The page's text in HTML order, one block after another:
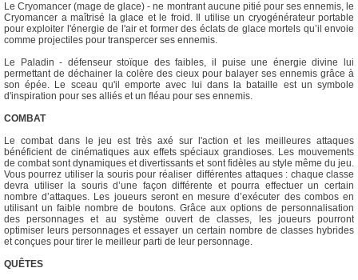
Le Cryomancer (mage de glace) - ne montrant aucune pitié pour ses ennemis, le
Cryomancer a maîtrisé la glace et le froid. Il utilise un cryogénérateur portable
pour exploiter l'énergie de l'air et former des éclats de glace mortels qu’il envoie
comme projectiles pour transpercer ses ennemis.
Le Paladin - défenseur stoïque des faibles, il puise une énergie divine lui
permettant de déchainer la colère des cieux pour balayer ses ennemis grâce à
son épée. Le sceau qu'il emporte avec lui dans la bataille est un symbole
d'inspiration pour ses alliés et un fléau pour ses ennemis.
COMBAT
Le combat dans le jeu est très axé sur l'action et les meilleures attaques
bénéficient de cinématiques aux effets spéciaux grandioses. Les mouvements
de combat sont dynamiques et divertissants et sont fidèles au style même du jeu.
Vous pourrez utiliser la souris pour réaliser différentes attaques : chaque classe
devra utiliser la souris d’une façon différente et pourra effectuer un certain
nombre d’attaques. Les joueurs seront en mesure d’exécuter des combos en
utilisant un faible nombre de boutons. Grâce aux options de personnalisation
des personnages et au système ouvert de classes, les joueurs pourront
optimiser leurs personnages et essayer un certain nombre de classes hybrides
et conçues pour tirer le meilleur parti de leur personnage.
QUÊTES